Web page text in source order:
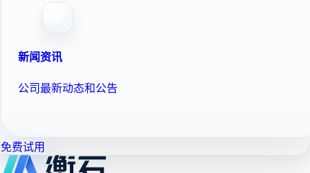
新闻资讯
公司最新动态和公告
免费试用